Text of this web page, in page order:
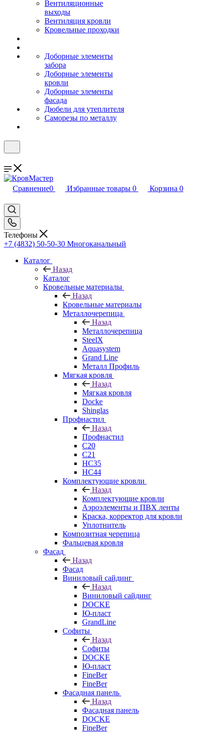
Вентиляционные
выходы
Вентиляция кровли
Кровельные проходки
Доборные элементы
забора
Доборные элементы
кровли
Доборные элементы
фасада
Дюбели для утеплителя
Саморезы по металлу
Сравнение0 Избранные товары 0 Корзина 0
Телефоны
+7 (4832) 50-50-30 Многоканальный
Каталог
Назад
Каталог
Кровельные материалы
Назад
Кровельные материалы
Металлочерепица
Назад
Металлочерепица
SteelX
Aquasystem
Grand Line
Металл Профиль
Мягкая кровля
Назад
Мягкая кровля
Docke
Shinglas
Профнастил
Назад
Профнастил
C20
C21
НС35
НС44
Комплектующие кровли
Назад
Комплектующие кровли
Аэроэлементы и ПВХ ленты
Краска, корректор для кровли
Уплотнитель
Композитная черепица
Фальцевая кровля
Фасад
Назад
Фасад
Виниловый сайдинг
Назад
Виниловый сайдинг
DOCKE
Ю-пласт
GrandLine
Софиты
Назад
Софиты
DOCKE
Ю-пласт
FineBer
FineBer
Фасадная панель
Назад
Фасадная панель
DOCKE
FineBer